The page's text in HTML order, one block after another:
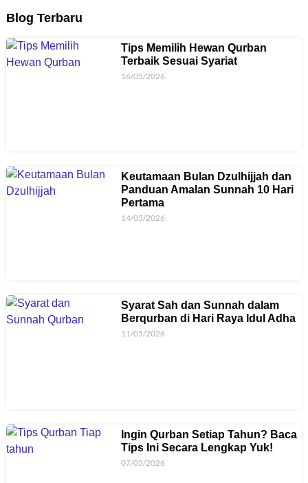
Blog Terbaru
Tips Memilih Hewan Qurban
Terbaik Sesuai Syariat
16/05/2026
Keutamaan Bulan Dzulhijjah dan
Panduan Amalan Sunnah 10 Hari
Pertama
14/05/2026
Syarat Sah dan Sunnah dalam
Berqurban di Hari Raya Idul Adha
11/05/2026
Ingin Qurban Setiap Tahun? Baca
Tips Ini Secara Lengkap Yuk!
07/05/2026